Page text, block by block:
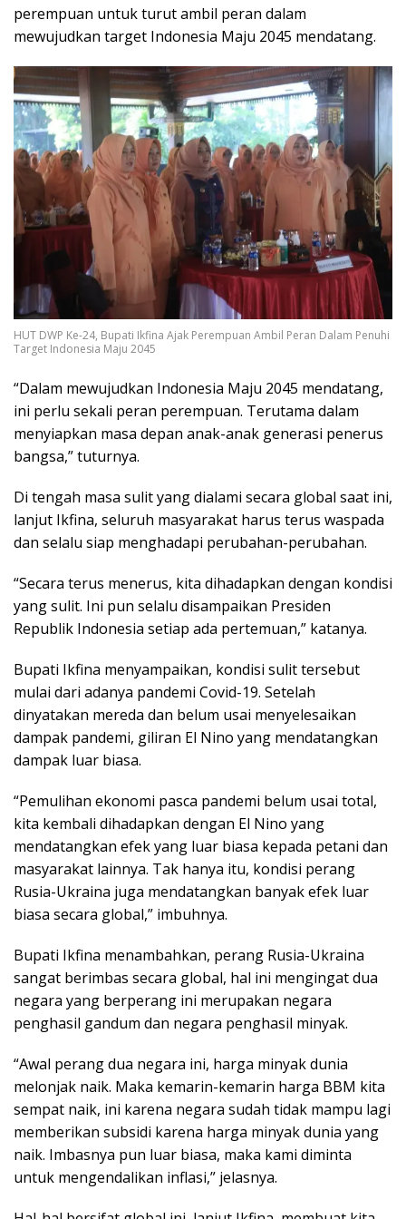
perempuan untuk turut ambil peran dalam
mewujudkan target Indonesia Maju 2045 mendatang.
HUT DWP Ke-24, Bupati Ikfina Ajak Perempuan Ambil Peran Dalam Penuhi
Target Indonesia Maju 2045
“Dalam mewujudkan Indonesia Maju 2045 mendatang,
ini perlu sekali peran perempuan. Terutama dalam
menyiapkan masa depan anak-anak generasi penerus
bangsa,” tuturnya.
Di tengah masa sulit yang dialami secara global saat ini,
lanjut Ikfina, seluruh masyarakat harus terus waspada
dan selalu siap menghadapi perubahan-perubahan.
“Secara terus menerus, kita dihadapkan dengan kondisi
yang sulit. Ini pun selalu disampaikan Presiden
Republik Indonesia setiap ada pertemuan,” katanya.
Bupati Ikfina menyampaikan, kondisi sulit tersebut
mulai dari adanya pandemi Covid-19. Setelah
dinyatakan mereda dan belum usai menyelesaikan
dampak pandemi, giliran El Nino yang mendatangkan
dampak luar biasa.
“Pemulihan ekonomi pasca pandemi belum usai total,
kita kembali dihadapkan dengan El Nino yang
mendatangkan efek yang luar biasa kepada petani dan
masyarakat lainnya. Tak hanya itu, kondisi perang
Rusia-Ukraina juga mendatangkan banyak efek luar
biasa secara global,” imbuhnya.
Bupati Ikfina menambahkan, perang Rusia-Ukraina
sangat berimbas secara global, hal ini mengingat dua
negara yang berperang ini merupakan negara
penghasil gandum dan negara penghasil minyak.
“Awal perang dua negara ini, harga minyak dunia
melonjak naik. Maka kemarin-kemarin harga BBM kita
sempat naik, ini karena negara sudah tidak mampu lagi
memberikan subsidi karena harga minyak dunia yang
naik. Imbasnya pun luar biasa, maka kami diminta
untuk mengendalikan inflasi,” jelasnya.